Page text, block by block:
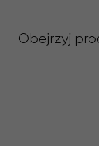
Obejrzyj